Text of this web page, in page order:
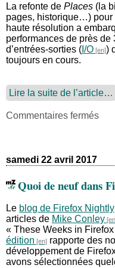
La refonte de Places (la
pages, historique…) pour
haute résolution a
performances de près
d’entrées-sorties ( I/O
)
toujours en cours.
Lire la suite de l’article…
Commentaires ferméssur
?
éd.
samedi 22 avril 2017
Quoi de neuf dans
Le blog de Firefox Nightly
articles de Mike Conley
« These Weeks in
édition
rapporte des
développement de
avons sélectionnées